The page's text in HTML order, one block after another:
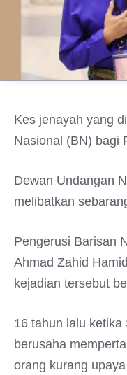
Kes jenayah yang
Nasional (BN) bagi
Dewan Undangan
melibatkan
Pengerusi Barisan
Ahmad Zahid
kejadian tersebut
16 tahun lalu ketika
berusaha
orang kurang